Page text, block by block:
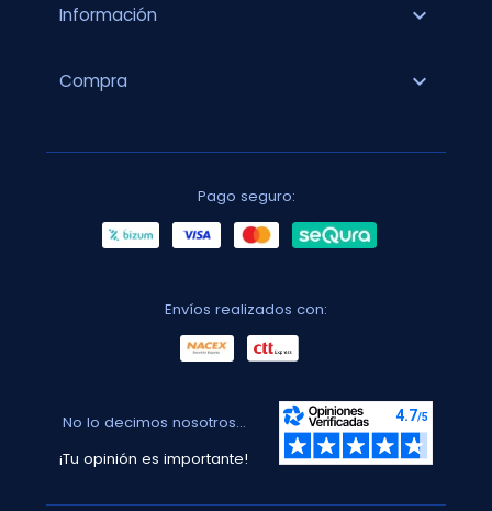
Información expand_more
Compra expand_more
Pago seguro:
Envíos realizados con:
No lo decimos nosotros...
¡Tu opinión es importante!